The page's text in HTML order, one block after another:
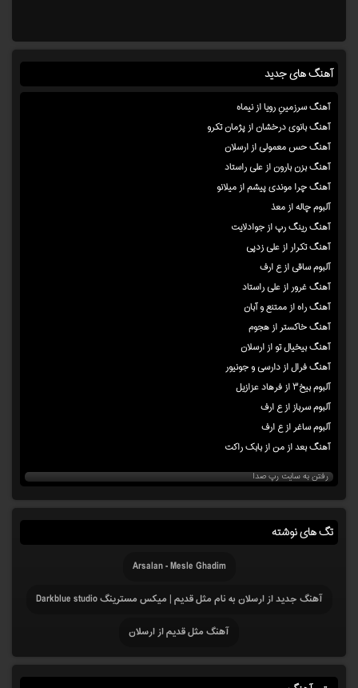
آهنگ های جدید
آهنگ سرزمینِ رویا از نیماه
آهنگ بانوی درخشان از پژمان تکرو
آهنگ حس معمولی از ارسلان
آهنگ بزن بارون از علی راستاد
آهنگ چرا موندی پیشم از میلانو
آلبوم چاله از معذ
آهنگ رینگ رپ از جوادلایت
آهنگ تکرار از علی زدپی
آلبوم ساقی از ع ارف
آهنگ غرور از علی راستاد
آهنگ راه از ممتنع و آبان
آهنگ خاکستر از هجوم
آهنگ بیخیال تو از ارسلان
آهنگ فرال از دارسی و جونیور
آلبوم بیخ۳ از فرهاد عزازیل
آلبوم سرباز از ع ارف
آلبوم ساغر از ع ارف
آهنگ بعد از من از بابک راکت
رفتن به سایت رپ صدا
تگ های نوشته
Arsalan - Mesle Ghadim
آهنگ جدید از ارسلان به نام مثل قدیم | میکس مسترینگ Darkblue studio
آهنگ مثل قدیم از ارسلان